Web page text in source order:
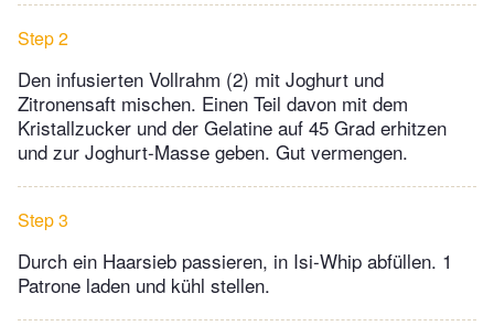
Step 2
Den infusierten Vollrahm (2) mit Joghurt und
Zitronensaft mischen. Einen Teil davon mit dem
Kristallzucker und der Gelatine auf 45 Grad erhitzen
und zur Joghurt-Masse geben. Gut vermengen.
Step 3
Durch ein Haarsieb passieren, in Isi-Whip abfüllen. 1
Patrone laden und kühl stellen.